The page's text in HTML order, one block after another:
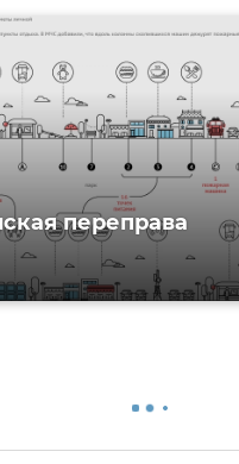
переправа